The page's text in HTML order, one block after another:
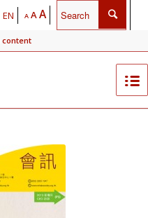
EN A AA
content